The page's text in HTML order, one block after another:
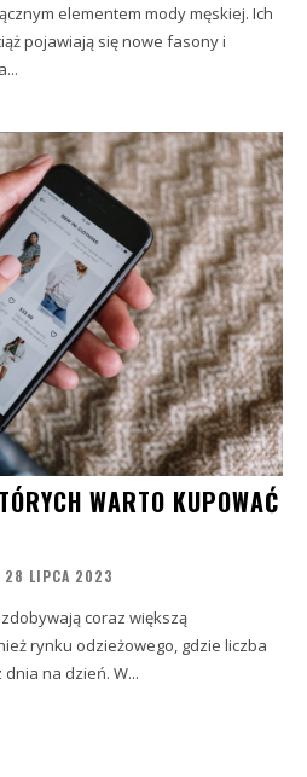
elementem mody męskiej. Ich
pojawiają się nowe fasony i
WARTO KUPOWAĆ
28 LIPCA 2023
coraz większą
rynku odzieżowego, gdzie liczba
na dzień. W...